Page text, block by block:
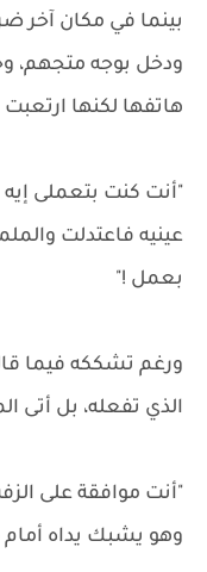
بينما في مكان آخر
ودخل بوجه متجهم،
هاتفها لكنها ارتعبت
"أنت كنت بتعملى
عينيه فاعتدلت
بعمل !"
ورغم تشككه فيما
الذي تفعله، بل أتى
"أنت موافقة على
وهو يشبك يداه